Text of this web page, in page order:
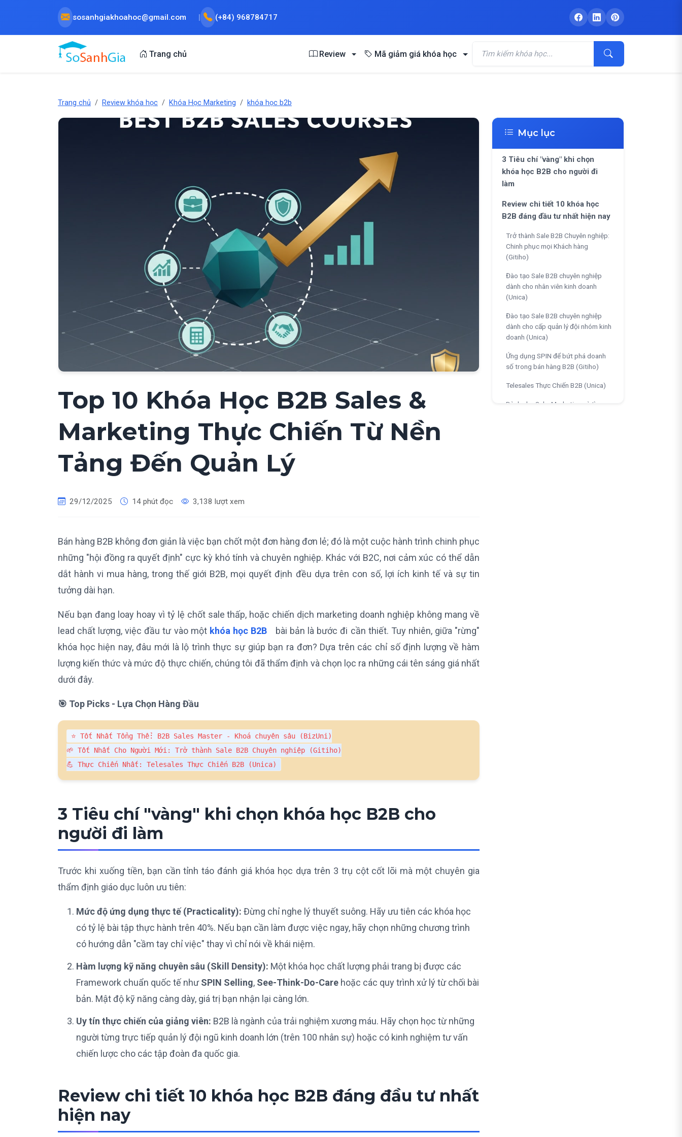
sosanhgiakhoahoc@gmail.com (+84) 968784717
Trang chủ Review Mã giảm giá khóa học
Trang chủ Review khóa học Khóa Học Marketing khóa học b2b
Top 10 Khóa Học B2B Sales &
Marketing Thực Chiến Từ Nền
Tảng Đến Quản Lý
29/12/2025 14 phút đọc 3,138 lượt xem
Bán hàng B2B không đơn giản là việc bạn chốt một đơn hàng đơn lẻ; đó là một cuộc hành trình chinh phục
những "hội đồng ra quyết định" cực kỳ khó tính và chuyên nghiệp. Khác với B2C, nơi cảm xúc có thể dẫn
dắt hành vi mua hàng, trong thế giới B2B, mọi quyết định đều dựa trên con số, lợi ích kinh tế và sự tin
tưởng dài hạn.
Nếu bạn đang loay hoay vì tỷ lệ chốt sale thấp, hoặc chiến dịch marketing doanh nghiệp không mang về
lead chất lượng, việc đầu tư vào một khóa học B2B
bài bản là bước đi cần thiết. Tuy nhiên, giữa "rừng"
khóa học hiện nay, đâu mới là lộ trình thực sự giúp bạn ra đơn? Dựa trên các chỉ số định lượng về hàm
lượng kiến thức và mức độ thực chiến, chúng tôi đã thẩm định và chọn lọc ra những cái tên sáng giá nhất
dưới đây.
🎯 Top Picks - Lựa Chọn Hàng Đầu
⭐ Tốt Nhất Tổng Thể: B2B Sales Master - Khoá chuyên sâu (BizUni)
🌱 Tốt Nhất Cho Người Mới: Trở thành Sale B2B Chuyên nghiệp (Gitiho)
💪 Thực Chiến Nhất: Telesales Thực Chiến B2B (Unica)
3 Tiêu chí "vàng" khi chọn khóa học B2B cho
người đi làm
Trước khi xuống tiền, bạn cần tỉnh táo đánh giá khóa học dựa trên 3 trụ cột cốt lõi mà một chuyên gia
thẩm định giáo dục luôn ưu tiên:
Mức độ ứng dụng thực tế (Practicality): Đừng chỉ nghe lý thuyết suông. Hãy ưu tiên các khóa học
có tỷ lệ bài tập thực hành trên 40%. Nếu bạn cần làm được việc ngay, hãy chọn những chương trình
có hướng dẫn "cầm tay chỉ việc" thay vì chỉ nói về khái niệm.
Hàm lượng kỹ năng chuyên sâu (Skill Density): Một khóa học chất lượng phải trang bị được các
Framework chuẩn quốc tế nhưSPIN Selling, See-Think-Do-Care hoặc các quy trình xử lý từ chối bài
bản. Mật độ kỹ năng càng dày, giá trị bạn nhận lại càng lớn.
Uy tín thực chiến của giảng viên: B2B là ngành của trải nghiệm xương máu. Hãy chọn học từ những
người từng trực tiếp quản lý đội ngũ kinh doanh lớn (trên 100 nhân sự) hoặc có kinh nghiệm tư vấn
chiến lược cho các tập đoàn đa quốc gia.
Review chi tiết 10 khóa học B2B đáng đầu tư nhất
hiện nay
Mục lục
3 Tiêu chí "vàng" khi chọn
khóa học B2B cho người đi
làm
Review chi tiết 10 khóa học
B2B đáng đầu tư nhất hiện nay
Trở thành Sale B2B Chuyên nghiệp:
Chinh phục mọi Khách hàng
(Gitiho)
Đào tạo Sale B2B chuyên nghiệp
dành cho nhân viên kinh doanh
(Unica)
Đào tạo Sale B2B chuyên nghiệp
dành cho cấp quản lý đội nhóm kinh
doanh (Unica)
Ứng dụng SPIN để bứt phá doanh
số trong bán hàng B2B (Gitiho)
Telesales Thực Chiến B2B (Unica)
Dành cho Sale: Marketing và tìm